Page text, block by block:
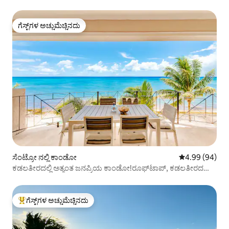
ಗೆಸ್ಟ್‌ಗಳ ಅಚ್ಚುಮೆಚ್ಚಿನದು
ಗೆಸ್ಟ್‌ಗಳ ಅಚ್ಚುಮೆಚ್ಚಿನದು
ಸೆಂಟ್ರೋ ನಲ್ಲಿ ಕಾಂಡೋ 5 ರಲ್ಲಿ 4.99
4.99 (94)
ಕಡಲತೀರದಲ್ಲಿ ಅತ್ಯಂತ ಜನಪ್ರಿಯ ಕಾಂಡೋ!ರೂಫ್‌ಟಾಪ್, ಕಡಲತೀರದ
ಗೆಸ್ಟ್‌ಗಳಿಗೆ ಅತಿ ಹೆಚ್ಚು ಅಚ್ಚುಮೆಚ್ಚಿನದು
ಗೆಸ್ಟ್‌ಗಳ ಅಚ್ಚುಮೆಚ್ಚಿನದು